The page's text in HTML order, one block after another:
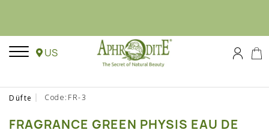
US
Düfte Code:FR-3
FRAGRANCE GREEN PHYSIS EAU DE